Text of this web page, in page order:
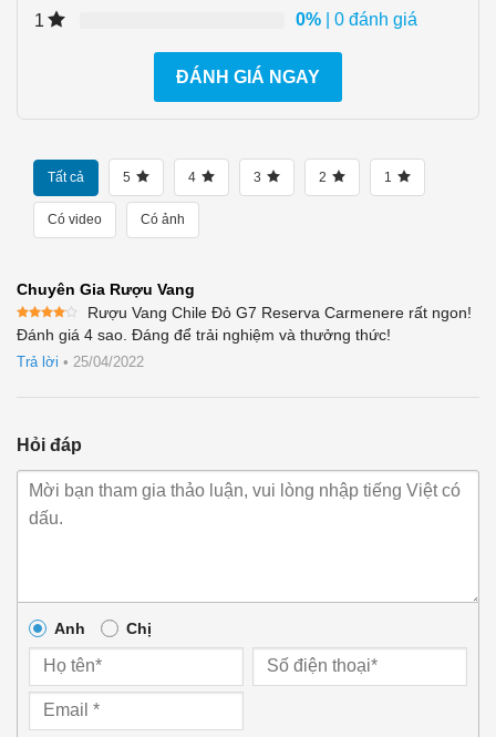
1
0% | 0 đánh giá
ĐÁNH GIÁ NGAY
Tất cả 5 4 3 2 1
Có video Có ảnh
Chuyên Gia Rượu Vang
Được
xếp
hạng4
5 sao
Rượu Vang Chile Đỏ G7 Reserva Carmenere rất ngon!
Đánh giá 4 sao. Đáng để trải nghiệm và thưởng thức!
Trả lời • 25/04/2022
Hỏi đáp
Anh Chị